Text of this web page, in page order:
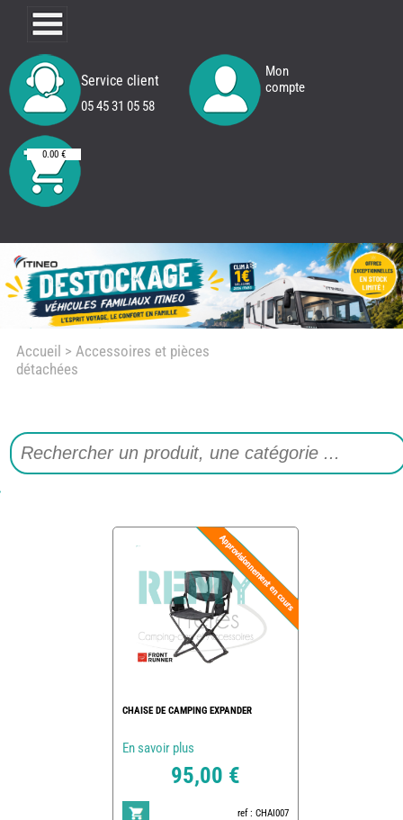
Service client
05 45 31 05 58
Mon
compte
0.00 €
Accueil > Accessoires et pièces
détachées
CHAISE DE CAMPING EXPANDER
En savoir plus
95,00 €
ref : CHAI007